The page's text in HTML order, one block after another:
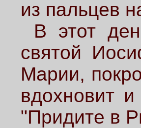
из пальцев
В этот
святой
Марии,
вдохновит
"Придите в